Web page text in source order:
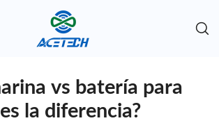
vs batería para
la diferencia?